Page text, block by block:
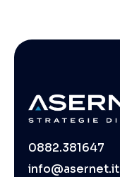
0882.381647
info@asernet.it